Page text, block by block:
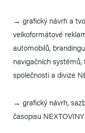
→ grafický návrh a
velkoformátové
automobilů,
navigačních
společnosti a divize
→ grafický návrh,
časopisu NEXTOVINY